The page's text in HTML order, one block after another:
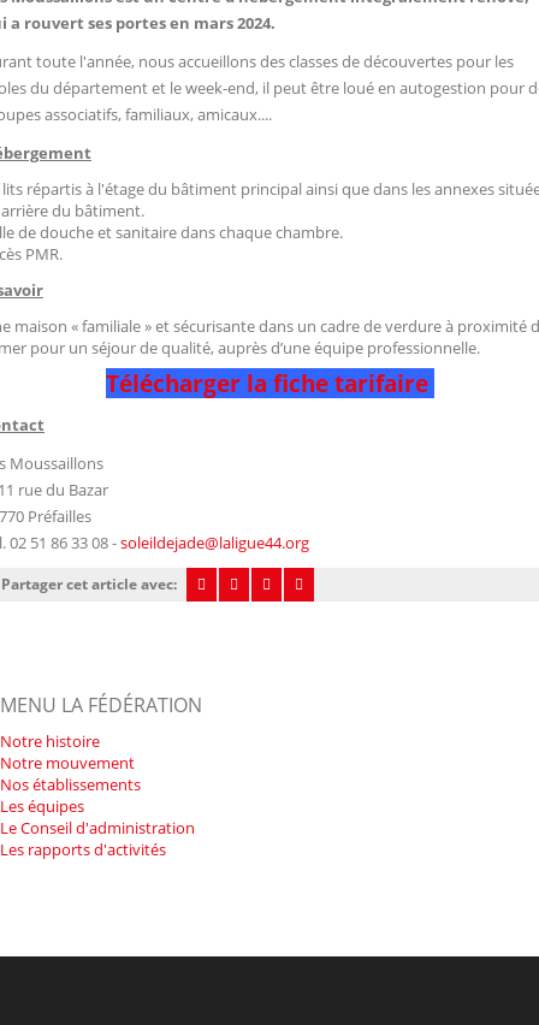
a rouvert ses portes en mars 2024.
toute l'année, nous accueillons des classes de découvertes pour les
du département et le week-end, il peut être loué en autogestion pour
associatifs, familiaux, amicaux....
lits répartis à l'étage du bâtiment principal ainsi que dans les annexes
du bâtiment.
de douche et sanitaire dans chaque chambre.
PMR.
maison « familiale » et sécurisante dans un cadre de verdure à proximité
pour un séjour de qualité, auprès d’une équipe professionnelle.
Télécharger la fiche tarifaire
Moussaillons
rue du Bazar
Préfailles
02 51 86 33 08-soleildejade@laligue44.org
Partager cet article avec:
MENU LA FÉDÉRATION
Notre histoire
Notre mouvement
Nos établissements
Les équipes
Le Conseil d'administration
Les rapports d'activités